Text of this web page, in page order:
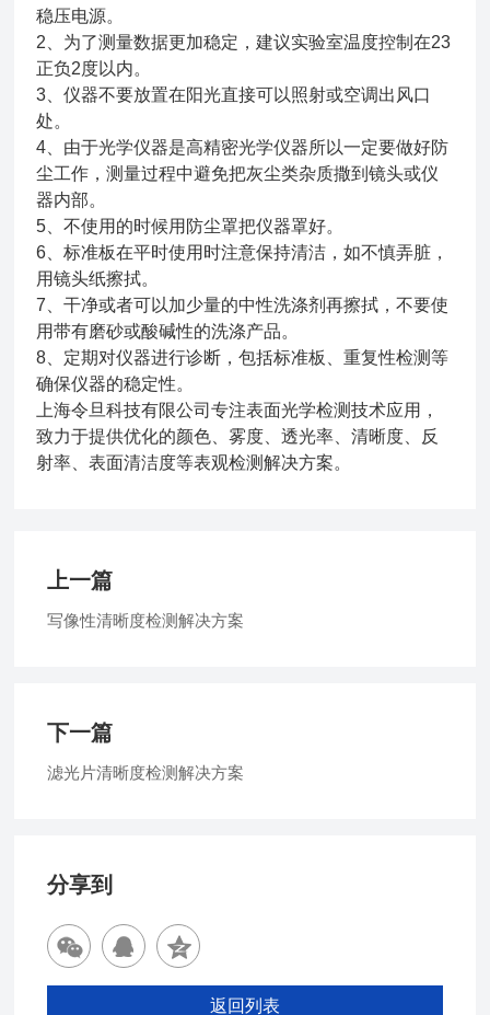
稳压电源。
2、为了测量数据更加稳定，建议实验室温度控制在23
正负2度以内。
3、仪器不要放置在阳光直接可以照射或空调出风口
处。
4、由于光学仪器是高精密光学仪器所以一定要做好防
尘工作，测量过程中避免把灰尘类杂质撒到镜头或仪
器内部。
5、不使用的时候用防尘罩把仪器罩好。
6、标准板在平时使用时注意保持清洁，如不慎弄脏，
用镜头纸擦拭。
7、干净或者可以加少量的中性洗涤剂再擦拭，不要使
用带有磨砂或酸碱性的洗涤产品。
8、定期对仪器进行诊断，包括标准板、重复性检测等
确保仪器的稳定性。
上海令旦科技有限公司专注表面光学检测技术应用，
致力于提供优化的颜色、雾度、透光率、清晰度、反
射率、表面清洁度等表观检测解决方案。
上一篇
写像性清晰度检测解决方案
下一篇
滤光片清晰度检测解决方案
分享到
返回列表